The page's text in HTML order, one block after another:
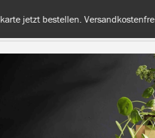
bestellen. Versandkostenfrei ab
TIPPS & INSPIRATION